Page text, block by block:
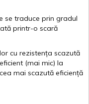
se traduce prin gradul
printr-o scară
cu rezistența scazută
eficient (mai mic) la
cea mai scazută eficiență